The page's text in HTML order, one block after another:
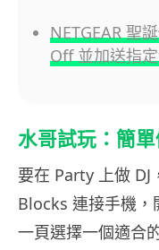
NETGEAR 聖
Off 並加送指
水哥試玩：簡
要在 Party 上做
Blocks 連接手機
一頁選擇一個適合